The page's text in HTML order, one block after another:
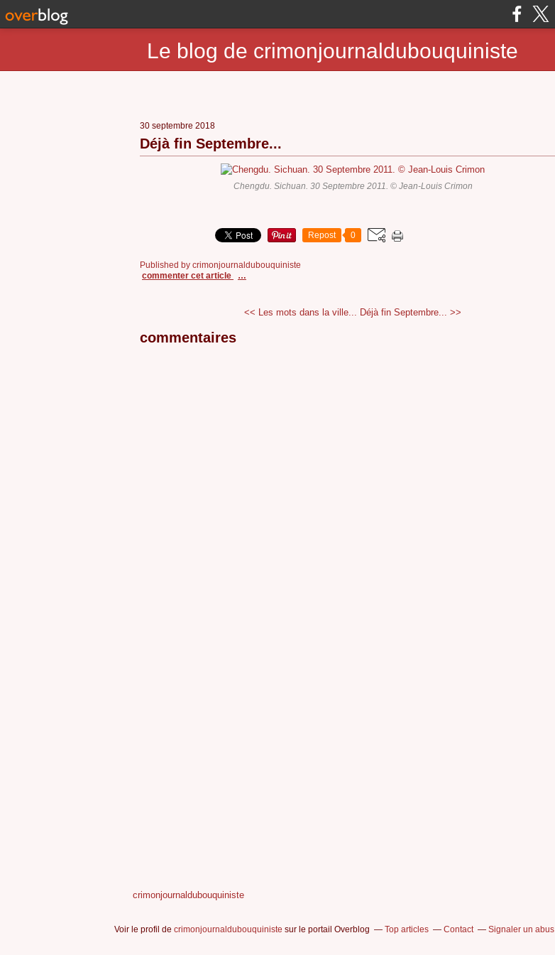
Le blog de crimonjournaldubouquiniste
30 septembre 2018
Déjà fin Septembre...
Chengdu. Sichuan. 30 Septembre 2011. © Jean-Louis Crimon
Repost 0
Published by crimonjournaldubouquiniste
commenter cet article
…
<< Les mots dans la ville... Déjà fin Septembre... >>
commentaires
crimonjournaldubouquiniste
Voir le profil de crimonjournaldubouquiniste sur le portail Overblog Top articles Contact Signaler un abus